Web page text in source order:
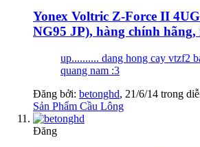
Yonex Voltric Z-Force II
NG95 JP), hàng chính
up.......... dang hong cay vtzf2
quang nam :3
Đăng bởi: betonghd, 21/6/14 trong
Sản Phẩm Cầu Lông
Đăng